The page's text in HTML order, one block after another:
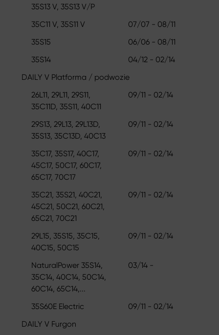
35S13 V, 35S13 V/P
35C11 V, 35S11 V
07/07 - 08/11
35S15
06/06 - 08/11
35S14
04/12 - 02/14
DAILY V Platforma / podwozie
26L11, 29L11, 29S11,
35C11D, 35S11, 40C11
09/11 - 02/14
29S13, 29L13, 29L13D,
35S13, 35C13D, 40C13
09/11 - 02/14
35C17, 35S17, 40C17,
45C17, 50C17, 60C17,
65C17, 70C17
09/11 - 02/14
35C21, 35S21, 40C21,
45C21, 50C21, 60C21,
65C21, 70C21
09/11 - 02/14
29L15, 35S15, 35C15,
40C15, 50C15
09/11 - 02/14
NaturalPower 35S14,
35C14, 40C14, 50C14,
60C14, 65C14,...
03/14 -
35S60E Electric
09/11 - 02/14
DAILY V Furgon